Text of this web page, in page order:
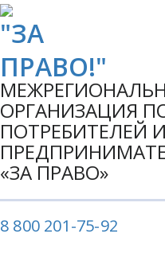
ОРГАНИЗАЦИЯ
ПОТРЕБИТЕЛЕЙ И
«ЗА ПРАВО»
8 800 201-75-92